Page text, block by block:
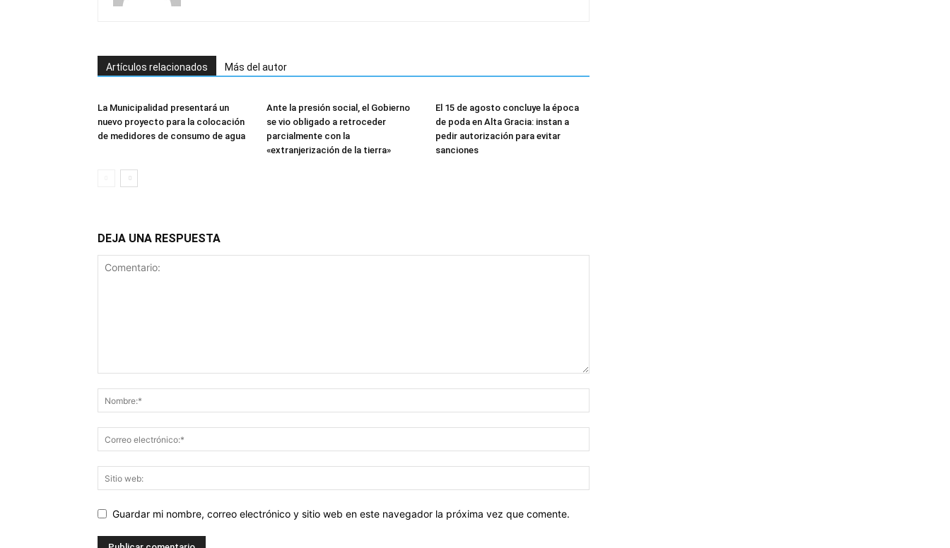
Artículos relacionados Más del autor
La Municipalidad presentará un
nuevo proyecto para la colocación
de medidores de consumo de agua
Ante la presión social, el Gobierno
se vio obligado a retroceder
parcialmente con la
«extranjerización de la tierra»
El 15 de agosto concluye la época
de poda en Alta Gracia: instan a
pedir autorización para evitar
sanciones
DEJA UNA RESPUESTA
Guardar mi nombre, correo electrónico y sitio web en este navegador la próxima vez que comente.